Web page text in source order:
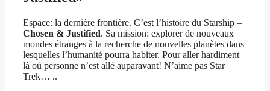
Espace: la dernière frontière. C’est l’histoire du Starship –
Chosen & Justified. Sa mission: explorer de nouveaux
mondes étranges à la recherche de nouvelles planètes dans
lesquelles l’humanité pourra habiter. Pour aller hardiment
là où personne n’est allé auparavant! N’aime pas Star
Trek… ..